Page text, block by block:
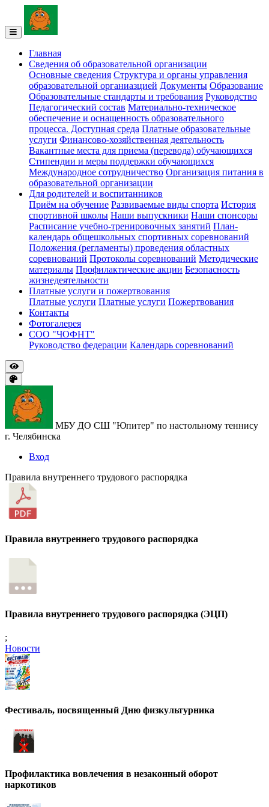
Главная
Сведения об образовательной организации
Основные сведения Структура и органы управления
образовательной органиазцией Документы Образование
Образовательные стандарты и требования Руководство
Педагогический состав Материально-техническое
обеспечение и оснащенность образовательного
процесса. Доступная среда Платные образовательные
услуги Финансово-хозяйственная деятельность
Вакантные места для приема (перевода) обучающихся
Стипендии и меры поддержки обучающихся
Международное сотрудничество Организация питания в
образовательной организации
Для родителей и воспитанников
Приём на обучение Развиваемые виды спорта История
спортивной школы Наши выпускники Наши спонсоры
Расписание учебно-тренировочных занятий План-
календарь общешкольных спортивных соревнований
Положения (регламенты) проведения областных
соревнований Протоколы соревнований Методические
материалы Профилактические акции Безопасность
жизнедеятельности
Платные услуги и пожертвования
Платные услуги Платные услуги Пожертвования
Контакты
Фотогалерея
СОО "ЧОФНТ"
Руководство федерации Календарь соревнований
МБУ ДО СШ "Юпитер" по настольному теннису
г. Челябинска
Вход
Правила внутреннего трудового распорядка
Правила внутреннего трудового распорядка
Правила внутреннего трудового распорядка (ЭЦП)
;
Новости
Фестиваль, посвященный Дню физкультурника
Профилактика вовлечения в незаконный оборот
наркотиков